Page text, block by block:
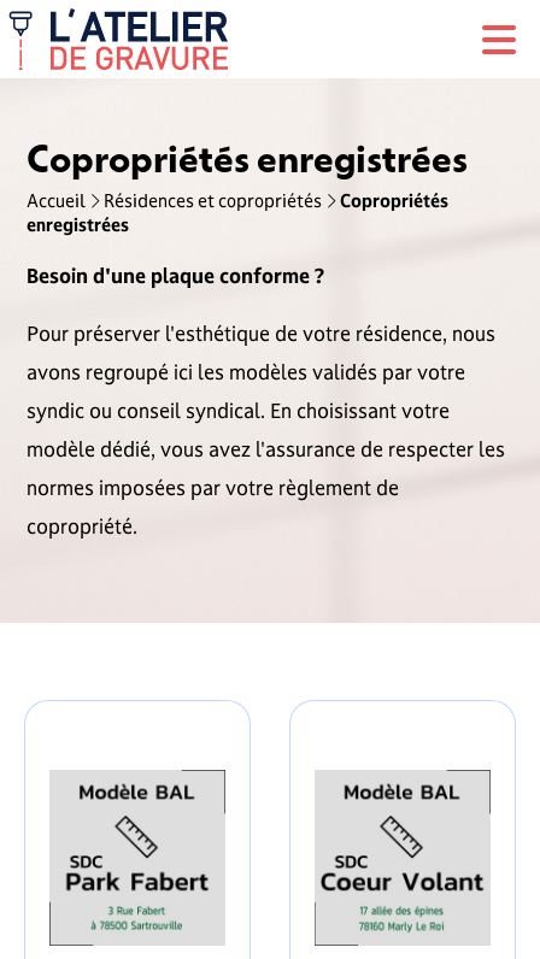
Copropriétés enregistrées
Accueil Résidences et copropriétés
Copropriétés
enregistrées
Besoin d'une plaque conforme ?
Pour préserver l'esthétique de votre résidence, nous
avons regroupé ici les modèles validés par votre
syndic ou conseil syndical. En choisissant votre
modèle dédié, vous avez l'assurance de respecter les
normes imposées par votre règlement de
copropriété.